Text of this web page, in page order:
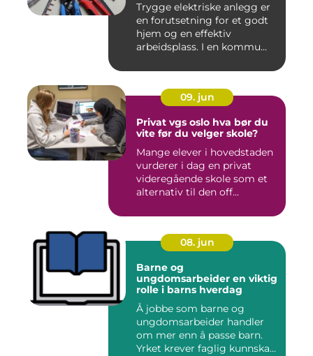
Trygge elektriske anlegg er
en forutsetning for et godt
hjem og en effektiv
arbeidsplass. I en kommu...
09. jun
Privat vgs oslo hva bør du
vite før du velger skole?
Mange elever i hovedstaden
vurderer i dag en privat
videregående skole som et
alternativ til den off...
08. jun
Barne og
ungdomsarbeider en viktig
rolle i barns hverdag
Å jobbe som barne og
ungdomsarbeider handler
om mer enn å passe barn.
Yrket krever faglig kunnskap,